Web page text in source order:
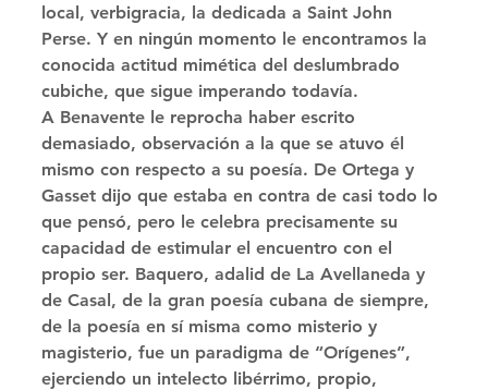
local, verbigracia, la dedicada a Saint John
Perse. Y en ningún momento le encontramos la
conocida actitud mimética del deslumbrado
cubiche, que sigue imperando todavía.
A Benavente le reprocha haber escrito
demasiado, observación a la que se atuvo él
mismo con respecto a su poesía. De Ortega y
Gasset dijo que estaba en contra de casi todo lo
que pensó, pero le celebra precisamente su
capacidad de estimular el encuentro con el
propio ser. Baquero, adalid de La Avellaneda y
de Casal, de la gran poesía cubana de siempre,
de la poesía en sí misma como misterio y
magisterio, fue un paradigma de “Orígenes”,
ejerciendo un intelecto libérrimo, propio,